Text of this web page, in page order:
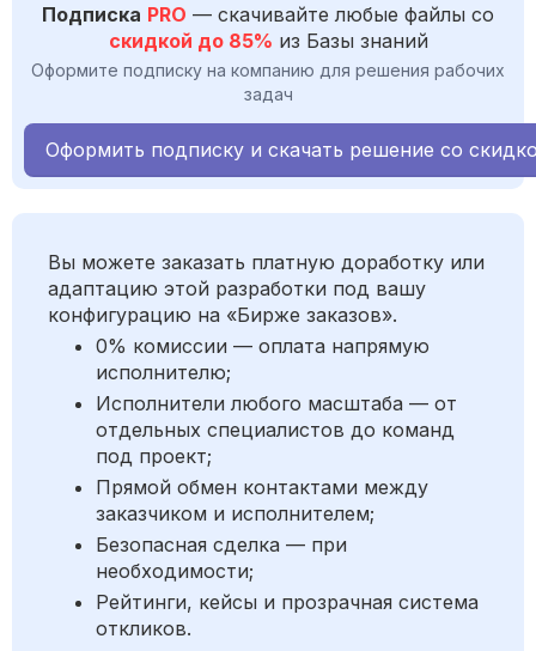
Подписка PRO — скачивайте любые файлы со
скидкой до 85% из Базы знаний
Оформите подписку на компанию для решения рабочих
задач
Оформить подписку и скачать решение со
Вы можете заказать платную доработку или
адаптацию этой разработки под вашу
конфигурацию на «Бирже заказов».
0% комиссии — оплата напрямую
исполнителю;
Исполнители любого масштаба — от
отдельных специалистов до команд
под проект;
Прямой обмен контактами между
заказчиком и исполнителем;
Безопасная сделка — при
необходимости;
Рейтинги, кейсы и прозрачная система
откликов.